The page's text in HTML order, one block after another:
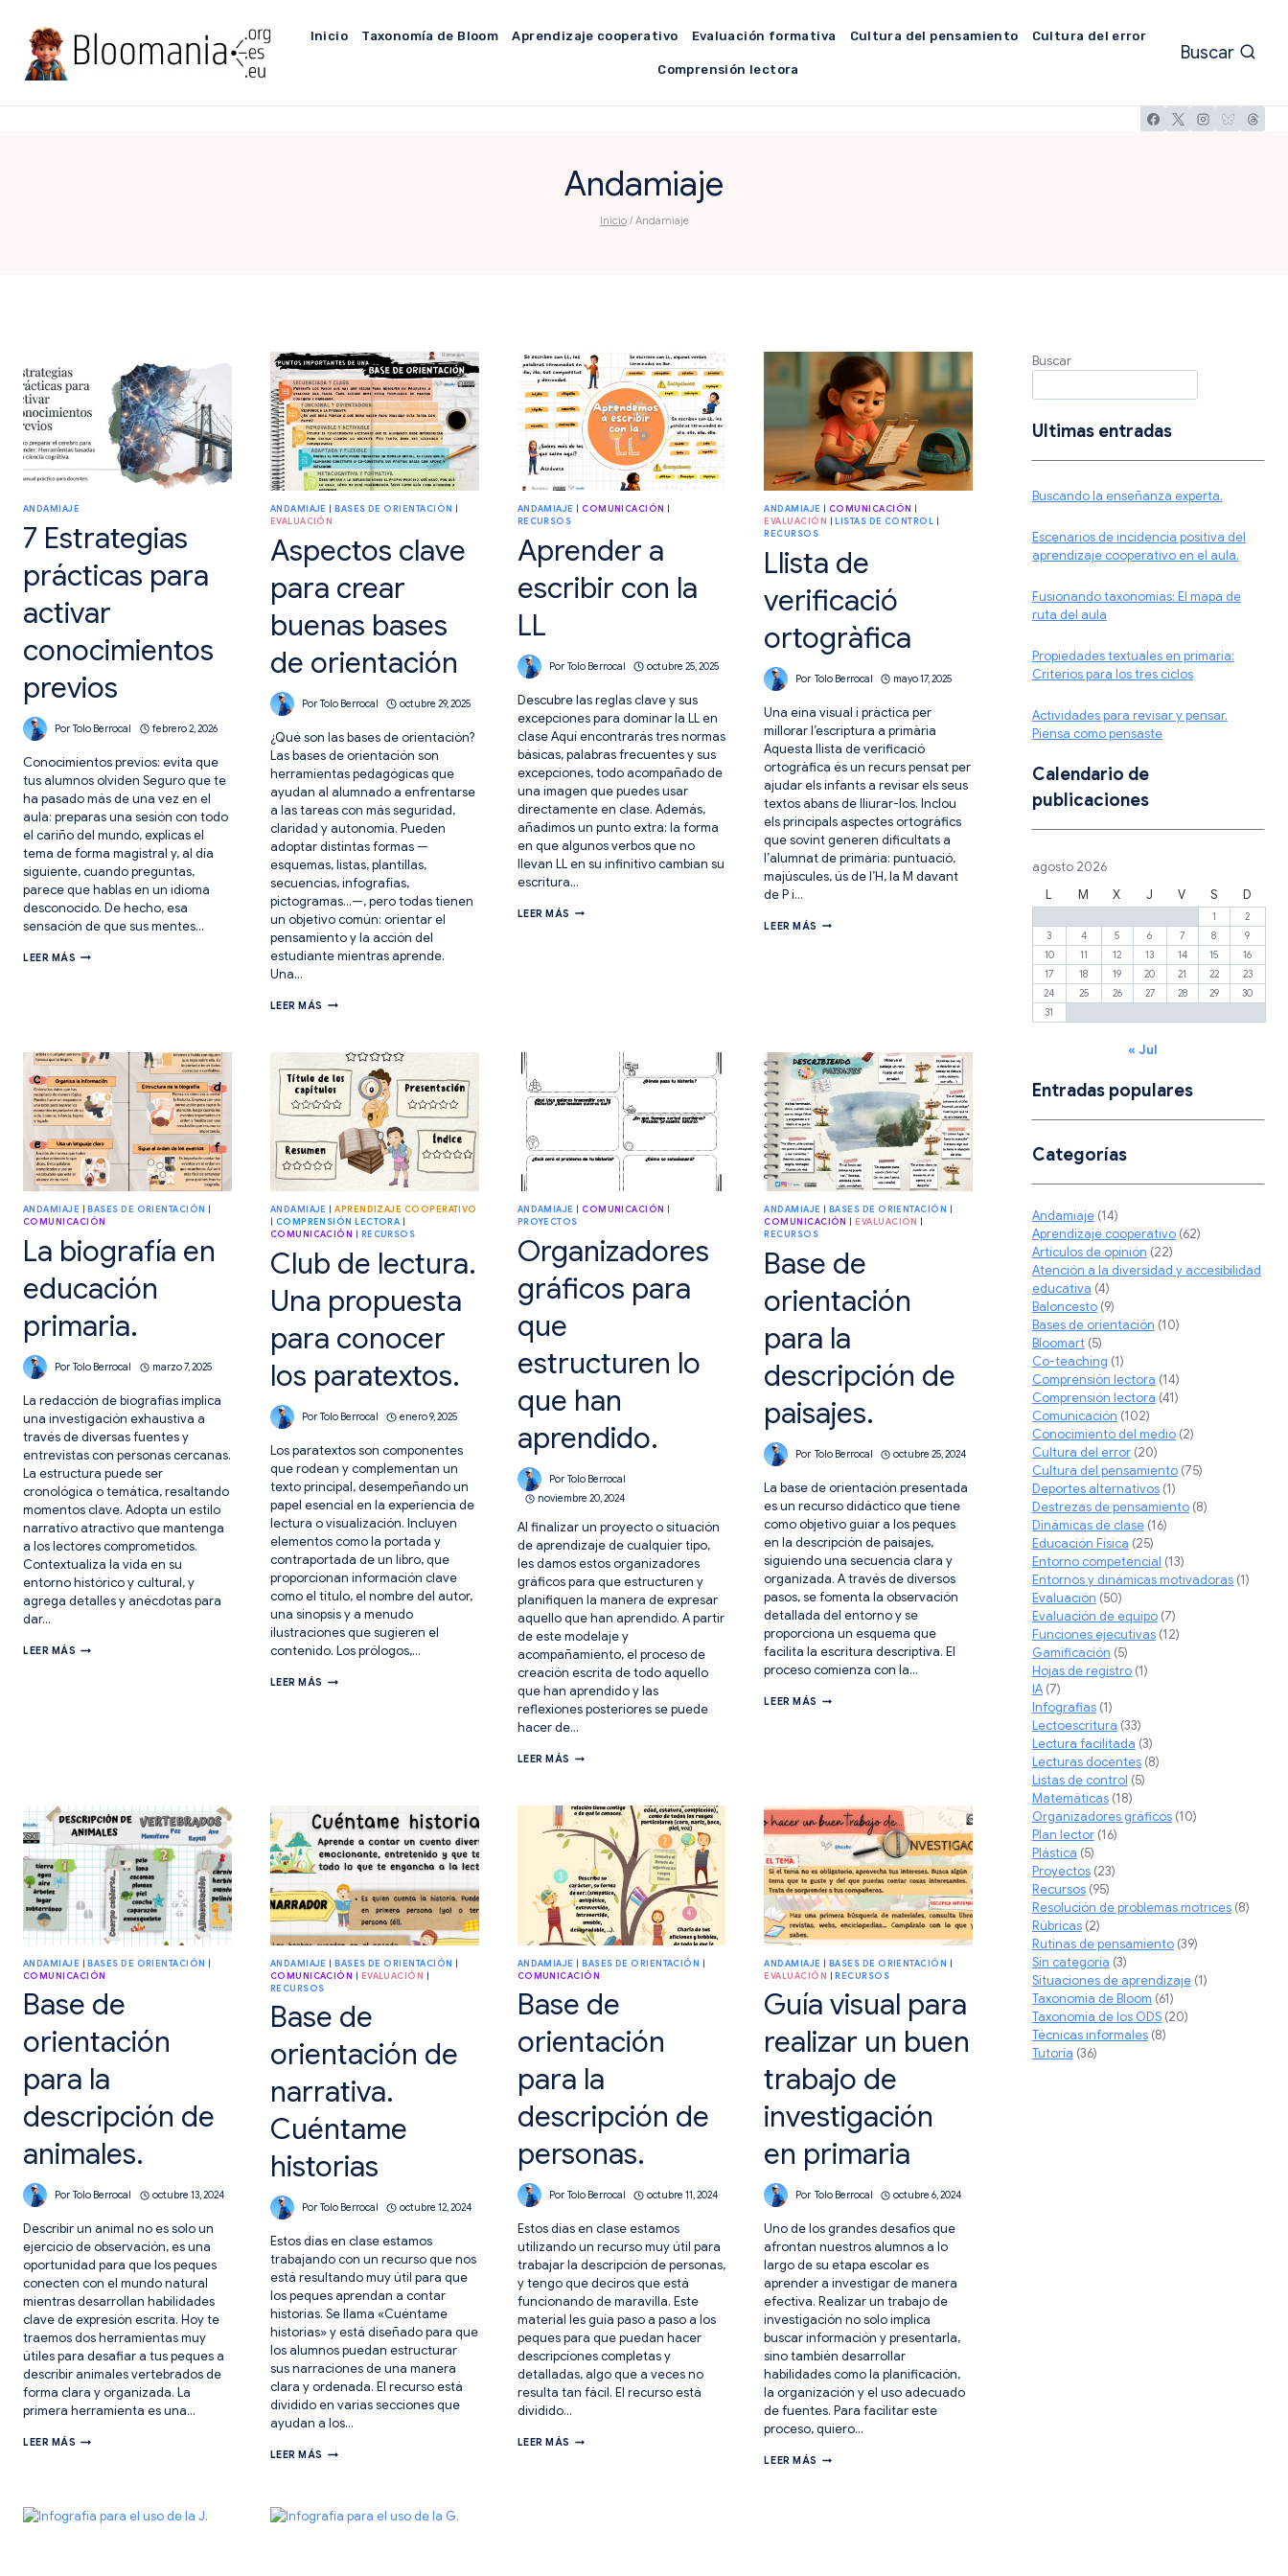
contenido
Inicio Taxonomía de Bloom Aprendizaje cooperativo Evaluación formativa Cultura del pensamiento Cultura del error
Comprensión lectora
Buscar
Andamiaje
Inicio / Andamiaje
ANDAMIAJE
7 Estrategias
prácticas para
activar
conocimientos
previos
Por Tolo Berrocal febrero 2, 2026
Conocimientos previos: evita que
tus alumnos olviden Seguro que te
ha pasado más de una vez en el
aula: preparas una sesión con todo
el cariño del mundo, explicas el
tema de forma magistral y, al día
siguiente, cuando preguntas,
parece que hablas en un idioma
desconocido. De hecho, esa
sensación de que sus mentes…
LEER MÁS 7
ANDAMIAJE BASES DE ORIENTACIÓN
EVALUACIÓN
Aspectos clave
para crear
buenas bases
de orientación
Por Tolo Berrocal octubre 29, 2025
¿Qué son las bases de orientación?
Las bases de orientación son
herramientas pedagógicas que
ayudan al alumnado a enfrentarse
a las tareas con más seguridad,
claridad y autonomía. Pueden
adoptar distintas formas —
esquemas, listas, plantillas,
secuencias, infografías,
pictogramas…—, pero todas tienen
un objetivo común: orientar el
pensamiento y la acción del
estudiante mientras aprende.
Una…
LEER MÁS ASPECTOS
BUENAS
BASES
DE
ORIENTACIÓN
ANDAMIAJE |COMUNICACIÓN
RECURSOS
Aprender a
escribir con la
LL
Por Tolo Berrocal octubre 25, 2025
Descubre las reglas clave y sus
excepciones para dominar la LL en
clase Aquí encontrarás tres normas
básicas, palabras frecuentes y sus
excepciones, todo acompañado de
una imagen que puedes usar
directamente en clase. Además,
añadimos un punto extra: la forma
en que algunos verbos que no
llevan LL en su infinitivo cambian su
escritura…
LEER MÁS APRENDER
ANDAMIAJE COMUNICACIÓN
EVALUACIÓN
LISTAS DE CONTROL
RECURSOS
Llista de
verificació
ortogràfica
Por Tolo Berrocal mayo 17, 2025
Una eina visual i pràctica per
millorar l’escriptura a primària
Aquesta llista de verificació
ortogràfica és un recurs pensat per
ajudar els infants a revisar els seus
textos abans de lliurar-los. Inclou
els principals aspectes ortogràfics
que sovint generen dificultats a
l’alumnat de primària: puntuació,
majúscules, ús de l’H, la M davant
de P i…
LEER MÁS LLISTA
ANDAMIAJE BASES DE ORIENTACIÓN
COMUNICACIÓN
La biografía en
educación
primaria.
Por Tolo Berrocal marzo 7, 2025
La redacción de biografías implica
una investigación exhaustiva a
través de diversas fuentes y
entrevistas con personas cercanas.
La estructura puede ser
cronológica o temática, resaltando
momentos clave. Adopta un estilo
narrativo atractivo que mantenga
a los lectores comprometidos.
Contextualiza la vida en su
entorno histórico y cultural, y
agrega detalles y anécdotas para
dar…
LEER MÁS LA
ANDAMIAJE |APRENDIZAJE COOPERATIVO
COMPRENSIÓN LECTORA
COMUNICACIÓN
RECURSOS
Club de lectura.
Una propuesta
para conocer
los paratextos.
Por Tolo Berrocal enero 9, 2025
Los paratextos son componentes
que rodean y complementan un
texto principal, desempeñando un
papel esencial en la experiencia de
lectura o visualización. Incluyen
elementos como la portada y
contraportada de un libro, que
proporcionan información clave
como el título, el nombre del autor,
una sinopsis y a menudo
ilustraciones que sugieren el
contenido. Los prólogos,…
LEER MÁS CLUB
ANDAMIAJE |COMUNICACIÓN
PROYECTOS
Organizadores
gráficos para
que
estructuren lo
que han
aprendido.
Por Tolo Berrocal
noviembre 20, 2024
Al finalizar un proyecto o situación
de aprendizaje de cualquier tipo,
les damos estos organizadores
gráficos para que estructuren y
planifiquen la manera de expresar
aquello que han aprendido. A partir
de este modelaje y
acompañamiento, el proceso de
creación escrita de todo aquello
que han aprendido y las
reflexiones posteriores se puede
hacer de…
LEER MÁS ORGANIZADORES
ESTRUCTUREN
LO
QUE
HAN
APRENDIDO.
ANDAMIAJE BASES DE ORIENTACIÓN
COMUNICACIÓN
EVALUACIÓN
RECURSOS
Base de
orientación
para la
descripción de
paisajes.
Por Tolo Berrocal octubre 25, 2024
La base de orientación presentada
es un recurso didáctico que tiene
como objetivo guiar a los peques
en la descripción de paisajes,
siguiendo una secuencia clara y
organizada. A través de diversos
pasos, se fomenta la observación
detallada del entorno y se
proporciona un esquema que
facilita la escritura descriptiva. El
proceso comienza con la…
LEER MÁS BASE
ANDAMIAJE |BASES DE ORIENTACIÓN |
COMUNICACIÓN
Base de
orientación
para la
descripción de
animales.
Por Tolo Berrocal octubre 13, 2024
Describir un animal no es solo un
ejercicio de observación, es una
oportunidad para que los peques
conecten con el mundo natural
mientras desarrollan habilidades
clave de expresión escrita. Hoy te
traemos dos herramientas muy
útiles para desafiar a tus peques a
describir animales vertebrados de
forma clara y organizada. La
primera herramienta es una…
LEER MÁS BASE
DESCRIPCIÓN
ANDAMIAJE |BASES DE ORIENTACIÓN |
COMUNICACIÓN | EVALUACIÓN |
RECURSOS
Base de
orientación de
narrativa.
Cuéntame
historias
Por Tolo Berrocal octubre 12, 2024
Estos días en clase estamos
trabajando con un recurso que nos
está resultando muy útil para que
los peques aprendan a contar
historias. Se llama «Cuéntame
historias» y está diseñado para que
los alumnos puedan estructurar
sus narraciones de una manera
clara y ordenada. El recurso está
dividido en varias secciones que
ayudan a los…
LEER MÁS BASE
NARRATIVA.
CUÉNTAME
ANDAMIAJE |BASES DE ORIENTACIÓN |
COMUNICACIÓN
Base de
orientación
para la
descripción de
personas.
Por Tolo Berrocal octubre 11, 2024
Estos días en clase estamos
utilizando un recurso muy útil para
trabajar la descripción de personas,
y tengo que deciros que está
funcionando de maravilla. Este
material les guía paso a paso a los
peques para que puedan hacer
descripciones completas y
detalladas, algo que a veces no
resulta tan fácil. El recurso está
dividido…
LEER MÁS BASE
ANDAMIAJE | BASES DE ORIENTACIÓN |
EVALUACIÓN |RECURSOS
Guía visual para
realizar un buen
trabajo de
investigación
en primaria
Por Tolo Berrocal octubre 6, 2024
Uno de los grandes desafíos que
afrontan nuestros alumnos a lo
largo de su etapa escolar es
aprender a investigar de manera
efectiva. Realizar un trabajo de
investigación no solo implica
buscar información y presentarla,
sino también desarrollar
habilidades como la planificación,
la organización y el uso adecuado
de fuentes. Para facilitar este
proceso, quiero…
LEER MÁS GUÍA
Buscar
Ultimas entradas
Buscando la enseñanza experta.
Escenarios de incidencia positiva del
aprendizaje cooperativo en el aula.
Fusionando taxonomías: El mapa de
ruta del aula
Propiedades textuales en primaria:
Criterios para los tres ciclos
Actividades para revisar y pensar.
Piensa como pensaste
Calendario de
publicaciones
agosto 2026
L
M X J V S D
1
2
3
4 5 6 7 8
9
10
11 12 13 14 15
16
17
18 19 20 21 22
23
24
25 26 27 28 29
30
31
« Jul
Entradas populares
Categorías
Andamiaje(14)
Aprendizaje cooperativo(62)
Artículos de opinión (22)
Atención a la diversidad y accesibilidad
educativa (4)
Baloncesto(9)
Bases de orientación (10)
Bloomart(5)
Co-teaching (1)
Comprensión lectora (14)
Comprensión lectora (41)
Comunicación (102)
Conocimiento del medio(2)
Cultura del error(20)
Cultura del pensamiento(75)
Deportes alternativos(1)
Destrezas de pensamiento(8)
Dinámicas de clase(16)
Educación Física (25)
Entorno competencial (13)
Entornos y dinámicas motivadoras(1)
Evaluación (50)
Evaluación de equipo(7)
Funciones ejecutivas(12)
Gamificación (5)
Hojas de registro(1)
IA(7)
Infografias(1)
Lectoescritura (33)
Lectura facilitada (3)
Lecturas docentes(8)
Listas de control (5)
Matemáticas(18)
Organizadores gráficos(10)
Plan lector(16)
Plástica (5)
Proyectos(23)
Recursos(95)
Resolución de problemas motrices(8)
Rúbricas(2)
Rutinas de pensamiento(39)
Sin categoría (3)
Situaciones de aprendizaje(1)
Taxonomia de Bloom (61)
Taxonomía de los ODS(20)
Técnicas informales(8)
Tutoría (36)